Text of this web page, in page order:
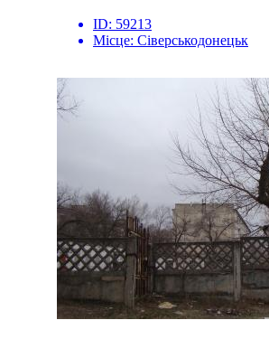
ID: 59213
Місце: Сіверськодонецьк